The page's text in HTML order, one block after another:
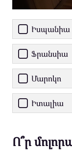
Իսպանիա
Ֆրանսիա
Մարոկո
Իտալիա
Ո՞ր